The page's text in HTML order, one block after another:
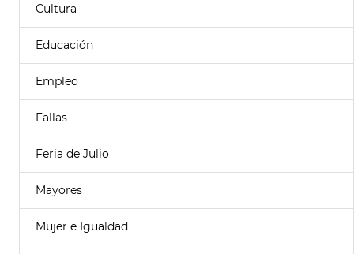
Cultura
Educación
Empleo
Fallas
Feria de Julio
Mayores
Mujer e Igualdad